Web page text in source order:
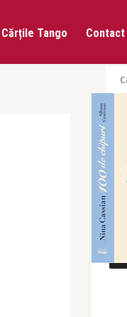
Cărțile Tango Contact